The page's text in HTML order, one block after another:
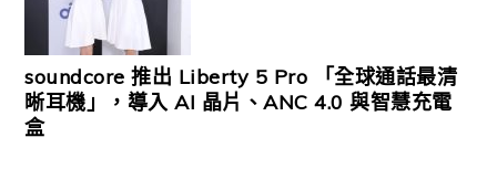
soundcore 推出 Liberty 5 Pro 「全球通話最清
晰耳機」，導入 AI 晶片、ANC 4.0 與智慧充電
盒